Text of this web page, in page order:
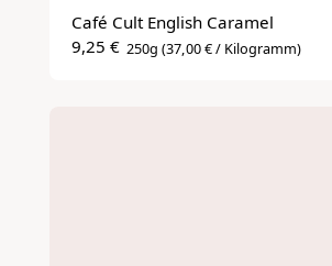
Café Cult English Caramel
9,25 € 250g (37,00 € / Kilogramm)